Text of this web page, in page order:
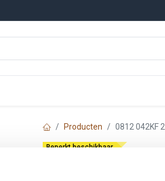
Producten 0812 042KF
Beperkt beschikbaar